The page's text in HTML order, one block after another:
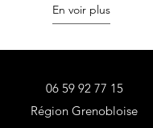
En voir plus
06 59 92 77 15
Région Grenobloise